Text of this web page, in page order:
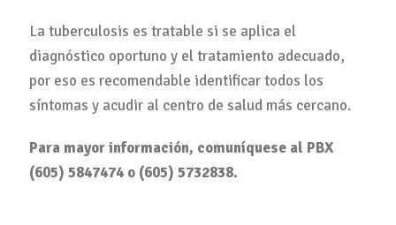
La tuberculosis es tratable si se aplica el
diagnóstico oportuno y el tratamiento adecuado,
por eso es recomendable identificar todos los
síntomas y acudir al centro de salud más cercano.
Para mayor información, comuníquese al PBX
(605) 5847474 o (605) 5732838.